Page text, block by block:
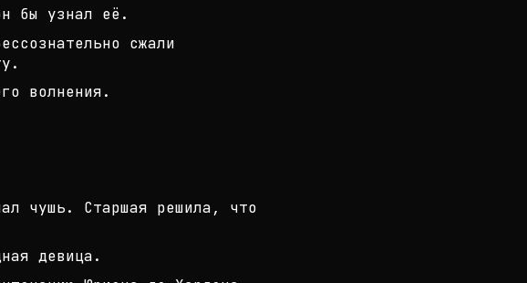
бы узнал её.
сознательно сжали
волнения.
чушь. Старшая решила, что
я девица.